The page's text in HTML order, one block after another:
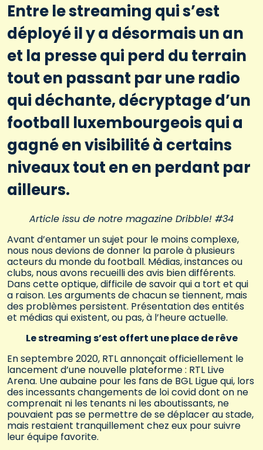
Entre le streaming qui s’est
déployé il y a désormais un an
et la presse qui perd du terrain
tout en passant par une radio
qui déchante, décryptage d’un
football luxembourgeois qui a
gagné en visibilité à certains
niveaux tout en en perdant par
ailleurs.
Article issu de notre magazine Dribble! #34
Avant d’entamer un sujet pour le moins complexe,
nous nous devions de donner la parole à plusieurs
acteurs du monde du football. Médias, instances ou
clubs, nous avons recueilli des avis bien différents.
Dans cette optique, difficile de savoir qui a tort et qui
a raison. Les arguments de chacun se tiennent, mais
des problèmes persistent. Présentation des entités
et médias qui existent, ou pas, à l’heure actuelle.
Le streaming s’est offert une place de rêve
En septembre 2020, RTL annonçait officiellement le
lancement d’une nouvelle plateforme : RTL Live
Arena. Une aubaine pour les fans de BGL Ligue qui, lors
des incessants changements de loi covid dont on ne
comprenait ni les tenants ni les aboutissants, ne
pouvaient pas se permettre de se déplacer au stade,
mais restaient tranquillement chez eux pour suivre
leur équipe favorite.